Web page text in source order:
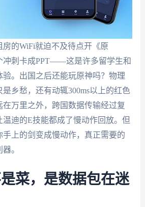
的WiFi就迫不及待点开《原
冲刺卡成PPT——这是许多留学生和
验。出国之后还能玩原神吗？物理
乡愁，还有动辄300ms以上的红色
在万里之外，跨国数据传输经过复
迪的E技能都成了慢动作回放。但
手上的剑变成慢动作，真正需要的
。
菜，是数据包在迷